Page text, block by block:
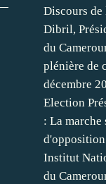
Discours de
Dibril,
du
plénière de
décembre
Election
: La marche
d'opposition
Institut
du